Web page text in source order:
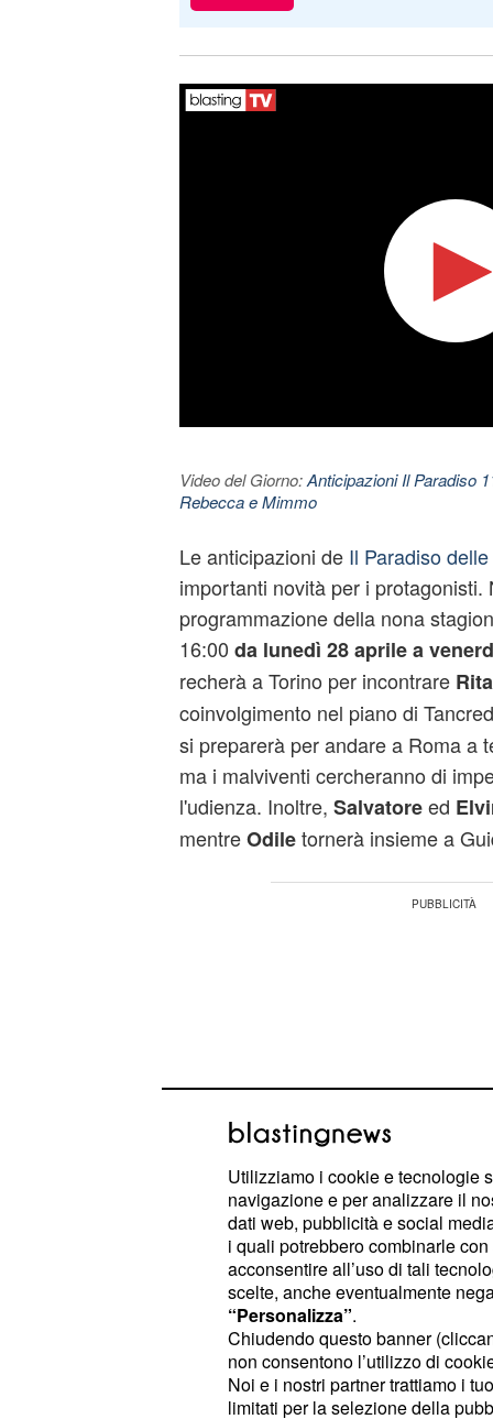
Video del Giorno:Anticipazioni Il Paradiso
Rebecca e Mimmo
Le anticipazioni de Il Paradiso
importanti novità per i protagonisti.
programmazione della nona
16:00 da lunedì 28 aprile a
recherà a Torino per incontrare Rita
coinvolgimento nel piano di
si preparerà per andare a Roma a
ma i malviventi cercheranno di
l'udienza. Inoltre, Salvatoreed
mentreOdiletornerà insieme a
Marcello incontra
Marcellonon vorrà farla passare
aver saputo che Rita non è stata
metterà alla ricerca della sua ex
Utilizziamo i cookie e tecnologie
navigazione e per analizzare il
dati web, pubblicità e social
i quali potrebbero combinarle
acconsentire all’uso di tali
scelte, anche eventualmente
“Personalizza”.
Chiudendo questo banner
non consentono l’utilizzo di
Noi e i nostri partner trattiamo i
limitati per la selezione della